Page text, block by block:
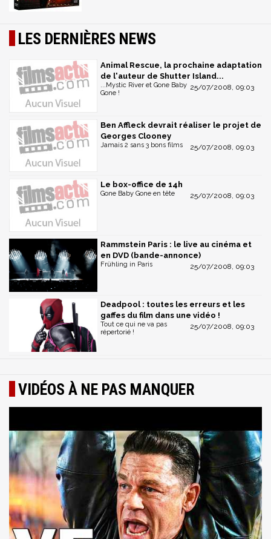
LES DERNIÈRES NEWS
Animal Rescue, la prochaine adaptation
de l'auteur de Shutter Island...
25/07/2008, 09:03
...Mystic River et Gone Baby
Gone !
Ben Affleck devrait réaliser le projet de
Georges Clooney
25/07/2008, 09:03
Jamais 2 sans 3 bons films
Le box-office de 14h
25/07/2008, 09:03
Gone Baby Gone en tête
Rammstein Paris : le live au cinéma et
en DVD (bande-annonce)
25/07/2008, 09:03
Frühling in Paris
Deadpool : toutes les erreurs et les
gaffes du film dans une vidéo !
25/07/2008, 09:03
Tout ce qui ne va pas
répertorié !
VIDÉOS À NE PAS MANQUER